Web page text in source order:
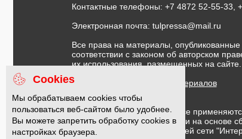
Контактные телефоны: +7 4872 52-55-33,
Электронная почта: tulpressa@mail.ru
Все права на материалы,
соответствии с законом об авторском
их использования, размещенных на сайте.
Правила использования материалов
На информационном ресурсе
предоставления информации на основе
предпочтениям пользователей сети
Cookies
Мы обрабатываем cookies чтобы
пользоваться веб-сайтом было удобнее.
Вы можете запретить обработку cookies в
настройках браузера.